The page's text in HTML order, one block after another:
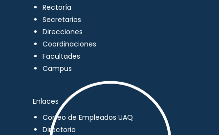
Rectoría
Secretarios
Direcciones
Coordinaciones
Facultades
Campus
Enlaces
Correo de Empleados UAQ
Directorio